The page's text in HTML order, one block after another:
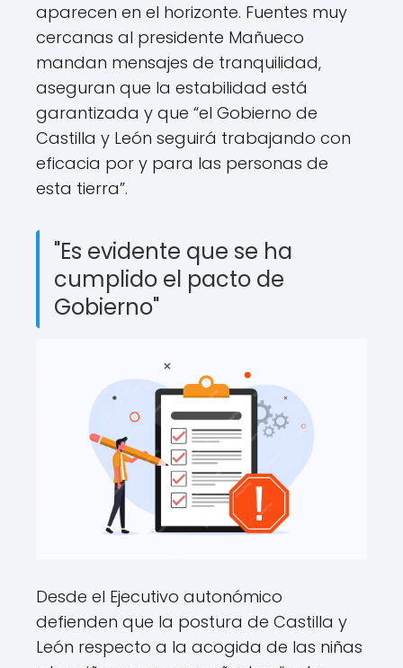
aparecen en el horizonte. Fuentes muy
cercanas al presidente Mañueco
mandan mensajes de tranquilidad,
aseguran que la estabilidad está
garantizada y que “el Gobierno de
Castilla y León seguirá trabajando con
eficacia por y para las personas de
esta tierra”.
"Es evidente que se ha
cumplido el pacto de
Gobierno"
Desde el Ejecutivo autonómico
defienden que la postura de Castilla y
León respecto a la acogida de las niñas